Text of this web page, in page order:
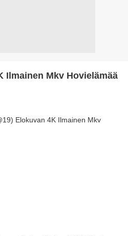
Ilmainen Mkv Hovielämää